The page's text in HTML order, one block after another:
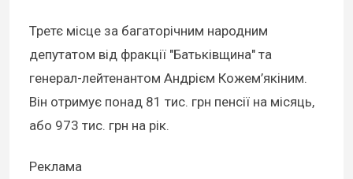
Третє місце за багаторічним народним
депутатом від фракції "Батьківщина" та
генерал-лейтенантом Андрієм Кожем’якіним.
Він отримує понад 81 тис. грн пенсії на місяць,
або 973 тис. грн на рік.
Реклама